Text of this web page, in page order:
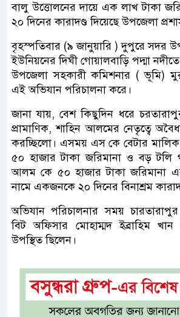
বালু উত্তোলনের দায়ে এক লাখ টাকা
২০ দিনের কারাদণ্ড দিয়েছে উপজেলা
বৃহস্পতিবার (৯ জানুয়ারি ) দুপুরে সদর
ইউনিয়নের দিঘী গোয়ালবাড়ি পদ্মা
উপজেলা সহকারী কমিশনার ( ভূমি)
এই অভিযান পরিচালনা করে।
জানা যায়, বেশ কিছুদিন ধরে
প্রামাণিক, শাহিন আলমের নেতৃত্বে
করচ্ছিলো। এসময় এস কে বেটার মালিক
৫০ হাজার টাকা জরিমানা ও বড় টলি
আলম কে ৫০ হাজার টাকা জরিমানা
নামে একজনকে ২০ দিনের বিনাশ্রম
অভিযান পরিচালনার সময়
বিট অফিসার মোহাম্মদ ইব্রাহিম
উপস্থিত ছিলেন।